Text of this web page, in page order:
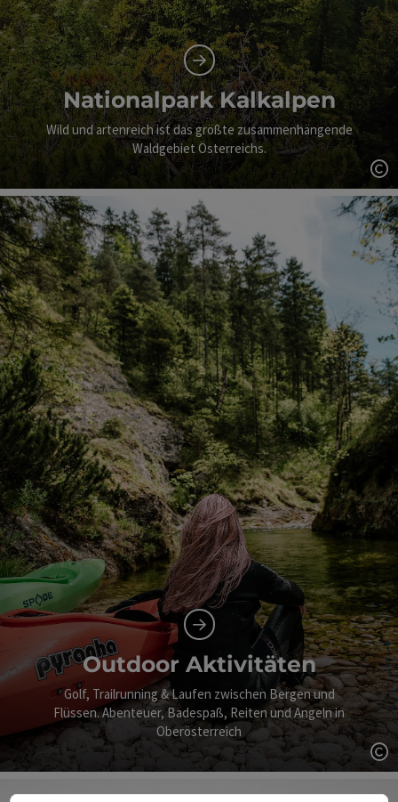
Nationalpark Kalkalpen
Wild und artenreich ist das größte zusammenhängende
Waldgebiet Österreichs.
Outdoor Aktivitäten
Golf, Trailrunning & Laufen zwischen Bergen und
Flüssen. Abenteuer, Badespaß, Reiten und Angeln in
Oberösterreich